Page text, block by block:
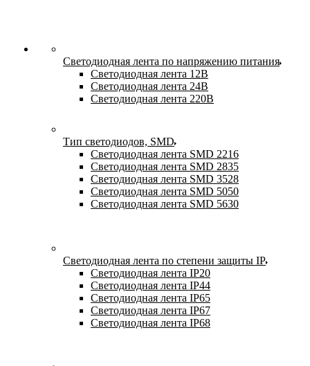
Светодиодная лента по напряжению питания
Светодиодная лента 12В
Светодиодная лента 24В
Светодиодная лента 220В
Тип светодиодов, SMD
Cветодиодная лента SMD 2216
Светодиодная лента SMD 2835
Светодиодная лента SMD 3528
Светодиодная лента SMD 5050
Светодиодная лента SMD 5630
Светодиодная лента по степени защиты IP
Светодиодная лента IP20
Светодиодная лента IP44
Светодиодная лента IP65
Светодиодная лента IP67
Светодиодная лента IP68